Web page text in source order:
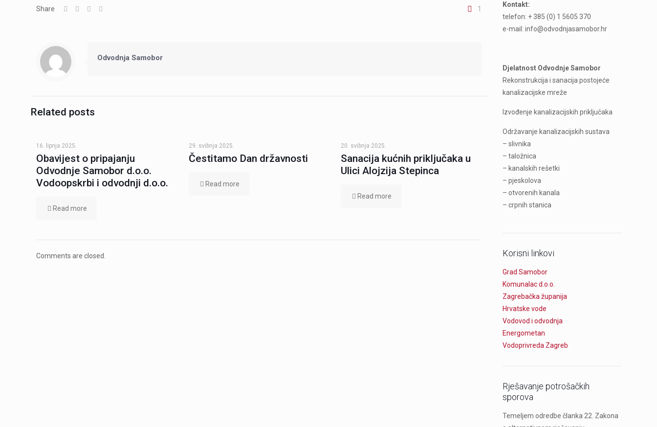
Share 1
Odvodnja Samobor
Related posts
16. lipnja 2025.
Obavijest o pripajanju
Odvodnje Samobor d.o.o.
Vodoopskrbi i odvodnji d.o.o.
Read more
29. svibnja 2025.
Čestitamo Dan državnosti
Read more
20. svibnja 2025.
Sanacija kućnih priključaka u
Ulici Alojzija Stepinca
Read more
Comments are closed.
Kontakt:
telefon: + 385 (0) 1 5605 370
e-mail: info@odvodnjasamobor.hr
Djelatnost Odvodnje Samobor
Rekonstrukcija i sanacija postojeće
kanalizacijske mreže
Izvođenje kanalizacijskih priključaka
Održavanje kanalizacijskih sustava
– slivnika
– taložnica
– kanalskih rešetki
– pjeskolova
– otvorenih kanala
– crpnih stanica
Korisni linkovi
Grad Samobor
Komunalac d.o.o.
Zagrebačka županija
Hrvatske vode
Vodovod i odvodnja
Energometan
Vodoprivreda Zagreb
Rješavanje potrošačkih
sporova
Temeljem odredbe članka 22. Zakona